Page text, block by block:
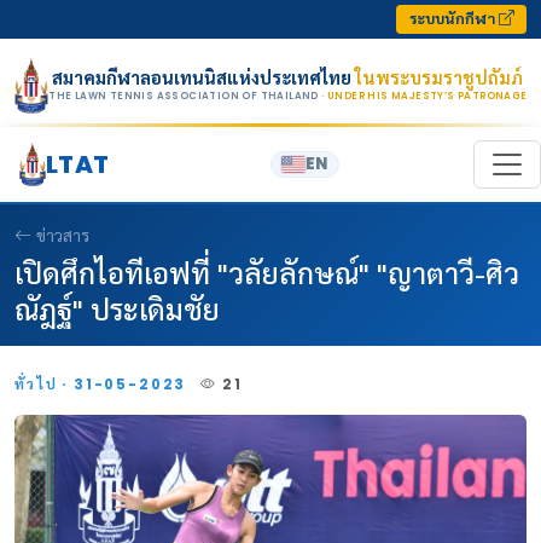
ระบบนักกีฬา
สมาคมกีฬาลอนเทนนิสแห่งประเทศไทยในพระบรมราชูปถัมภ์
THE LAWN TENNIS ASSOCIATION OF THAILAND · UNDER HIS MAJESTY’S PATRONAGE
LTAT EN
ข่าวสาร
เปิดศึกไอทีเอฟที่ "วลัยลักษณ์" "ญาตาวี-ศิว
ณัฎฐ์" ประเดิมชัย
ทั่วไป · 31-05-2023 21